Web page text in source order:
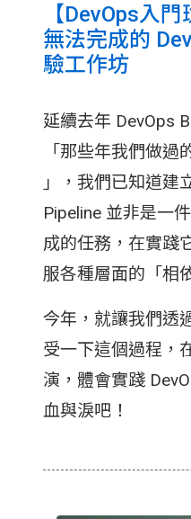
【DevOps入
無法完成的
驗工作坊
延續去年 DevOps
「那些年我們做過
」，我們已知道建
Pipeline 並非是一
成的任務，在實踐
服各種層面的「相
今年，就讓我們透
受一下這個過程，
演，體會實踐
血與淚吧！